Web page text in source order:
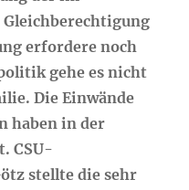
erfordere noch
gehe es nicht
Die Einwände
haben in der
CSU-
stellte die sehr